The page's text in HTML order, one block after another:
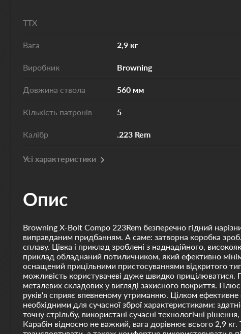
ТТХ
Вага 2,9 кг
Виробник Browning
Довжина ствола 560 мм
Кількість патронів 5
Калібр .223 Rem
Усі характеристики
Опис
Browning X-Bolt Compo 223Rem безперечно гідний
виправданим придбанням. А саме: затворна коробка
сплаву. Цівка і приклад зроблені з наднадійного,
приклад обладнаний потиличником, який ефективно
оснащений прицільними пристосуваннями відкритого
можливість користувачеві дуже швидко прицілюватися.
металевих складових у вигляді захисного покриття.
руків'я сприяє впевненому утриманню. Цілком
необхідними для сучасної зброї характеристиками:
точну стрільбу, використані сучасні технологічні
Карабін відносно не важкий, вага дорівнює всього 2,9 кг.